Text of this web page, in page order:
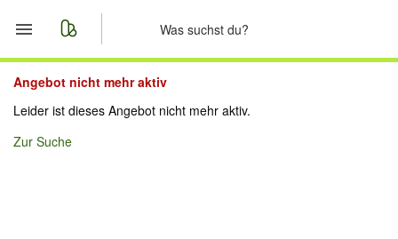
Start
Angebot nicht mehr aktiv
Leider ist dieses Angebot nicht mehr aktiv.
Zur Suche